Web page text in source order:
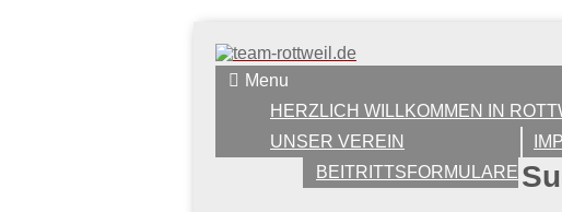
Menu
HERZLICH WILLKOMMEN IN
UNSER VEREIN
BEITRITTSFORMULARE